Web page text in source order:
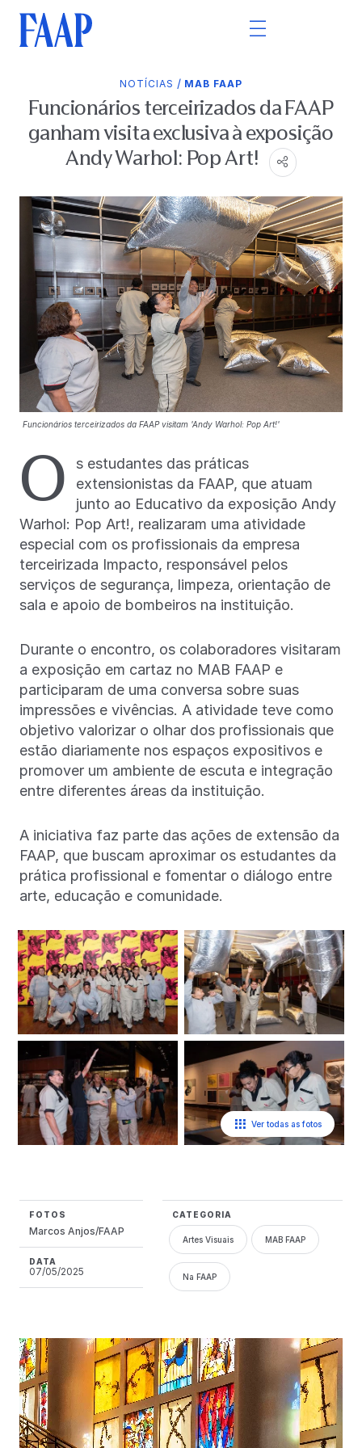
NOTÍCIAS / MAB FAAP
Funcionários terceirizados da FAAP
ganham visita exclusiva à exposição
Andy Warhol: Pop Art!
Funcionários terceirizados da FAAP visitam 'Andy Warhol: Pop Art!'
O
s estudantes das práticas
extensionistas da FAAP, que atuam
junto ao Educativo da exposição Andy
Warhol: Pop Art!, realizaram uma atividade
especial com os profissionais da empresa
terceirizada Impacto, responsável pelos
serviços de segurança, limpeza, orientação de
sala e apoio de bombeiros na instituição.
Durante o encontro, os colaboradores visitaram
a exposição em cartaz no MAB FAAP e
participaram de uma conversa sobre suas
impressões e vivências. A atividade teve como
objetivo valorizar o olhar dos profissionais que
estão diariamente nos espaços expositivos e
promover um ambiente de escuta e integração
entre diferentes áreas da instituição.
A iniciativa faz parte das ações de extensão da
FAAP, que buscam aproximar os estudantes da
prática profissional e fomentar o diálogo entre
arte, educação e comunidade.
Ver todas as fotos
FOTOS
Marcos Anjos/FAAP
DATA
07/05/2025
CATEGORIA
Artes Visuais MAB FAAP
Na FAAP